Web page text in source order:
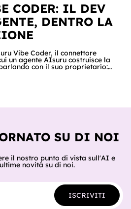
CODER: IL DEV
DENTRO LA
Vibe Coder, il connettore
un agente AIsuru costruisce la
con il suo proprietario:
in cui vengono
raccontiamo tutto: cosa fa,
già costruito tester e clienti,
SU DI NOI
il nostro punto di vista sull'AI e
novità su di noi.
ISCRIVITI